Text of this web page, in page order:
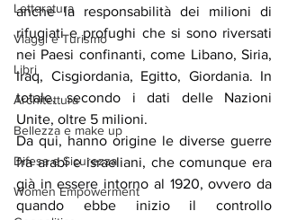
Letteratura
Viaggi e Turismo
Libri
Architettura
Bellezza e make up
Difesa e Sicurezza
Women Empowerment
anche la responsabilità dei milioni di
rifugiati e profughi che si sono riversati
nei Paesi confinanti, come Libano, Siria,
Iraq, Cisgiordania, Egitto, Giordania. In
totale, secondo i dati delle Nazioni
Unite, oltre 5 milioni.
Da qui, hanno origine le diverse guerre
fra arabi e israeliani, che comunque era
già in essere intorno al 1920, ovvero da
quando ebbe inizio il controllo